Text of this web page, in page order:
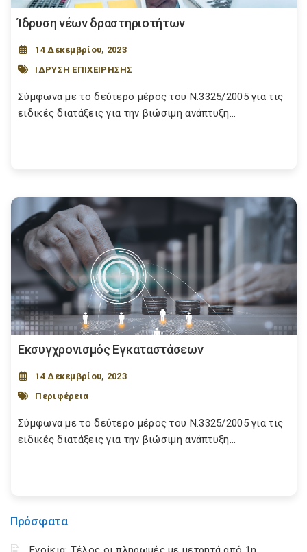
Πρόσφατα
Ίδρυση νέων δραστηριοτήτων
14 Δεκεμβρίου, 2023
ΙΔΡΥΣΗ ΕΠΙΧΕΙΡΗΣΗΣ
Σύμφωνα με το δεύτερο μέρος του Ν.3325/2005 για τις
ειδικές διατάξεις για την βιώσιμη ανάπτυξη...
Εκσυγχρονισμός Εγκαταστάσεων
14 Δεκεμβρίου, 2023
Περιφέρεια
Σύμφωνα με το δεύτερο μέρος του Ν.3325/2005 για τις
ειδικές διατάξεις για την βιώσιμη ανάπτυξη...